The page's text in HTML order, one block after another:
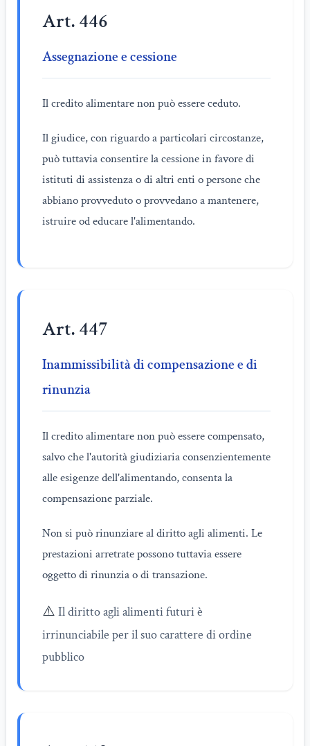
Art. 446
Assegnazione e cessione
Il credito alimentare non può essere ceduto.
Il giudice, con riguardo a particolari circostanze,
può tuttavia consentire la cessione in favore di
istituti di assistenza o di altri enti o persone che
abbiano provveduto o provvedano a mantenere,
istruire od educare l'alimentando.
Art. 447
Inammissibilità di compensazione e di
rinunzia
Il credito alimentare non può essere compensato,
salvo che l'autorità giudiziaria consenzientemente
alle esigenze dell'alimentando, consenta la
compensazione parziale.
Non si può rinunziare al diritto agli alimenti. Le
prestazioni arretrate possono tuttavia essere
oggetto di rinunzia o di transazione.
⚠️ Il diritto agli alimenti futuri è
irrinunciabile per il suo carattere di ordine
pubblico